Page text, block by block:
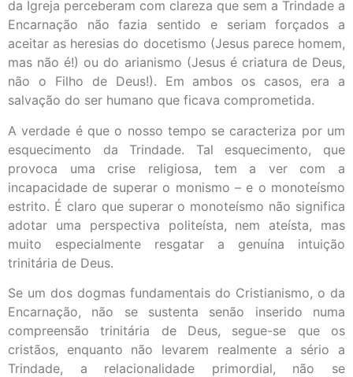
da Igreja perceberam com clareza que sem a Trindade a
Encarnação não fazia sentido e seriam forçados a
aceitar as heresias do docetismo (Jesus parece homem,
mas não é!) ou do arianismo (Jesus é criatura de Deus,
não o Filho de Deus!). Em ambos os casos, era a
salvação do ser humano que ficava comprometida.
A verdade é que o nosso tempo se caracteriza por um
esquecimento da Trindade. Tal esquecimento, que
provoca uma crise religiosa, tem a ver com a
incapacidade de superar o monismo – e o monoteísmo
estrito. É claro que superar o monoteísmo não significa
adotar uma perspectiva politeísta, nem ateísta, mas
muito especialmente resgatar a genuína intuição
trinitária de Deus.
Se um dos dogmas fundamentais do Cristianismo, o da
Encarnação, não se sustenta senão inserido numa
compreensão trinitária de Deus, segue-se que os
cristãos, enquanto não levarem realmente a sério a
Trindade, a relacionalidade primordial, não se